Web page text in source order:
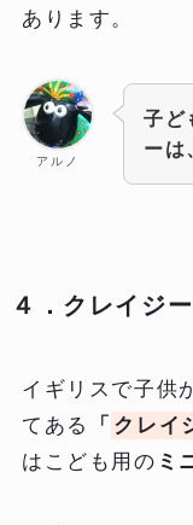
あります。
アルノ
子ど
ーは
４．クレイジ
イギリスで子供
てある
「 クレイ
はこども用の ミ